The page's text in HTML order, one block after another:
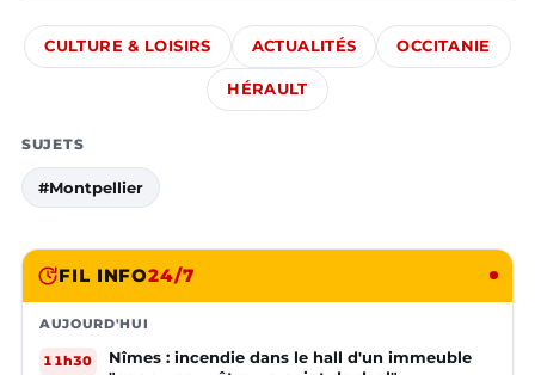
CULTURE & LOISIRS ACTUALITÉS OCCITANIE
HÉRAULT
SUJETS
#Montpellier
FIL INFO24/7
AUJOURD'HUI
11h30
Nîmes : incendie dans le hall d'un immeuble